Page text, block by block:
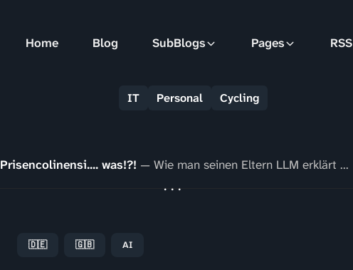
Home Blog SubBlogs Pages RSS
IT Personal Cycling
Prisencolinensi.... was!?! — Wie man seinen Eltern LLM erklärt ...
🇩🇪 🇬🇧 AI